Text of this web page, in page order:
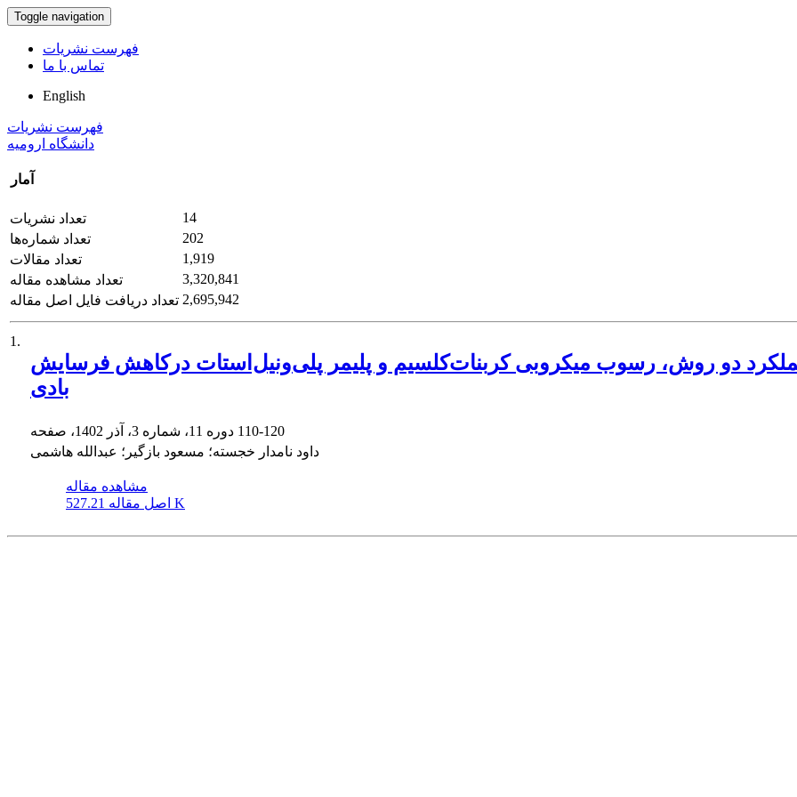
Toggle navigation
فهرست نشریات
تماس با ما
English
فهرست نشریات
دانشگاه ارومیه
آمار
تعداد نشریات
14
تعداد شماره‌ها
202
تعداد مقالات
1,919
تعداد مشاهده مقاله
3,320,841
تعداد دریافت فایل اصل مقاله 2,695,942
1.
دو روش، رسوب میکروبی کربنات‌کلسیم و پلیمر پلی‌ونیل‌استات درکاهش فرسایش
بادی
110-120
داود نامدار خجسته؛ مسعود بازگیر؛ عبدالله هاشمی
مشاهده مقاله
اصل مقاله 527.21 K